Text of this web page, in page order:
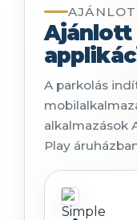
Ajánlott
A parkolás
alkalmazások
Play